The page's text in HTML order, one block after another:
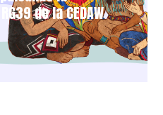
de la CEDAW